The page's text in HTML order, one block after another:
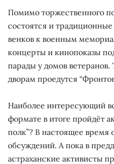
Помимо торжественного
состоятся и
венков к военным
концерты и кинопоказы
парады у домов
дворам проедутся
Наиболее интересующий
формате в итоге пройдёт
полк”? В настоящее время
обсуждений. А пока в
астраханские активисты